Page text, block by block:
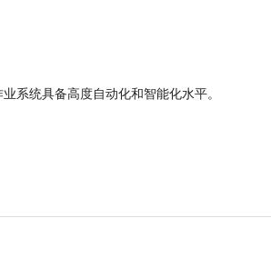
系统具备高度自动化和智能化水平。